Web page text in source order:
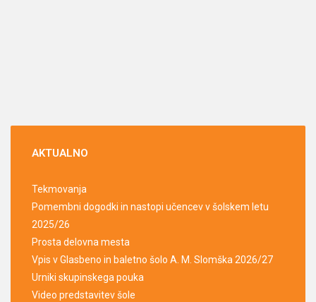
AKTUALNO
Tekmovanja
Pomembni dogodki in nastopi učencev v šolskem letu
2025/26
Prosta delovna mesta
Vpis v Glasbeno in baletno šolo A. M. Slomška 2026/27
Urniki skupinskega pouka
Video predstavitev šole